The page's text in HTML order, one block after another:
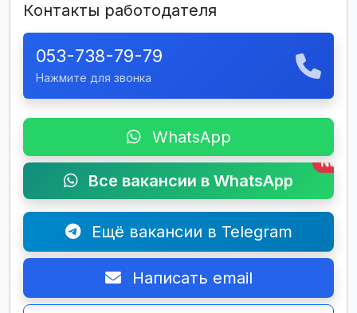
Контакты работодателя
053-738-79-79
Нажмите для звонка
WhatsApp
Все вакансии в WhatsApp
New
Ещё вакансии в Telegram
Написать email